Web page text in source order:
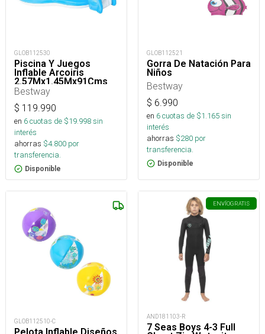
GLOB112530
Piscina Y Juegos
Inflable Arcoiris
2.57Mx1.45Mx91Cms
Bestway
$ 119.990
en 6cuotas de $19.998sin
interés
ahorras $4.800 por
transferencia.
Disponible
GLOB112521
Gorra De Natación Para
Niños
Bestway
$ 6.990
en 6cuotas de $1.165sin
interés
ahorras $280 por
transferencia.
Disponible
GLOB112510-C
ENVÍOGRATIS
AND181103-R
7 Seas Boys 4-3 Full